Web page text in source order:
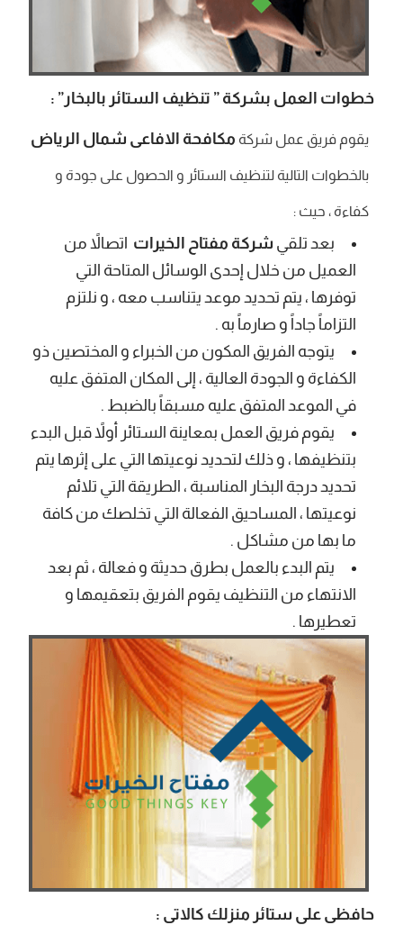
خطوات العمل بشركة ” تنظيف الستائر بالبخار” :
يقوم فريق عمل شركة مكافحة الافاعى شمال الرياض
بالخطوات التالية لتنظيف الستائر و الحصول على جودة و
كفاءة ، حيث :
بعد تلقي شركة مفتاح الخيرات اتصالاً من
العميل من خلال إحدى الوسائل المتاحة التي
توفرها ، يتم تحديد موعد يتناسب معه ، و نلتزم
التزاماً جاداً و صارماً به .
يتوجه الفريق المكون من الخبراء و المختصين ذو
الكفاءة و الجودة العالية ، إلى المكان المتفق عليه
في الموعد المتفق عليه مسبقاً بالضبط .
يقوم فريق العمل بمعاينة الستائر أولاً قبل البدء
بتنظيفها ، و ذلك لتحديد نوعيتها التي على إثرها يتم
تحديد درجة البخار المناسبة ، الطريقة التي تلائم
نوعيتها ، المساحيق الفعالة التي تخلصك من كافة
ما بها من مشاكل .
يتم البدء بالعمل بطرق حديثة و فعالة ، ثم بعد
الانتهاء من التنظيف يقوم الفريق بتعقيمها و
تعطيرها .
حافظى علي ستائر منزلك كالاتى :